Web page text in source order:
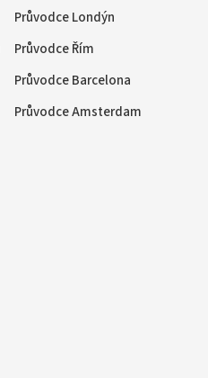
Průvodce Londýn
Průvodce Řím
Průvodce Barcelona
Průvodce Amsterdam